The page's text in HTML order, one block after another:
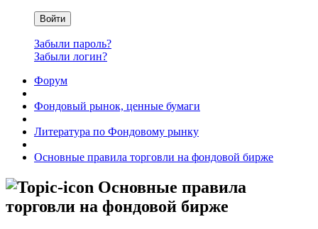
Войти
Забыли пароль?
Забыли логин?
Форум
Фондовый рынок, ценные бумаги
Литература по Фондовому рынку
Основные правила торговли на фондовой бирже
Основные правила
торговли на фондовой бирже